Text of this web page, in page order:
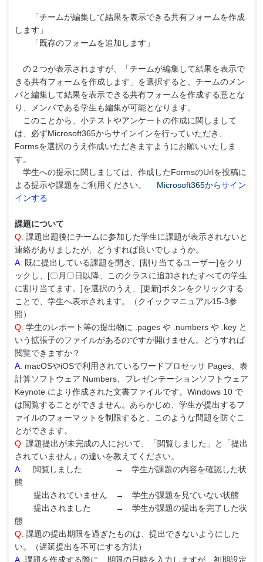
「チームが編集して結果を表示できる共有フォームを作成
します」
「既存のフォームを追加します」
の２つが表示されますが、「チームが編集して結果を表示で
きる共有フォームを作成します」を選択すると、チームのメン
バと編集して結果を表示できる共有フォームを作成する意とな
り、メンバである学生も編集が可能となります。
このことから、小テストやアンケートの作成に関しまして
は、必ずMicrosoft365からサインインを行っていただき、
Formsを選択のうえ作成いただきますようにお願いいたしま
す。
学生への提示に関しましては、作成したFormsのUrlを投稿に
よる提示や課題をご利用ください。
Microsoft365からサイン
インする
課題について
Q. 課題出題後にチームに参加した学生に課題が表示されないと
連絡がありましたが、どうすれば良いでしょうか。
A.
既に提出している課題を開き、[割り当てるユーザー]をクリ
ックし、[〇月〇日以降、このクラスに追加されたすべての学生
に割り当てます。]を選択のうえ、[更新]ボタンをクリックする
ことで、学生へ表示されます。（クイックマニュアル15-3参
照）
Q. 学生のレポート等の提出物に .pages や .numbers や .key と
いう拡張子のファイルがあるのですが開けません。どうすれば
閲覧できますか？
A. macOSやiOSで利用されているワードプロセッサ Pages、表
計算ソフトウェア Numbers、プレゼンテーションソフトウェア
Keynote により作成された文書ファイルです。Windows 10 で
は閲覧することができません。あらかじめ、学生が提出するフ
ァイルのフォーマットを制限すると、このような問題を防ぐこ
とができます。
Q. 課題提出が未完成の人において、「閲覧しました」と「提出
されていません」の違いを教えてください。
A.
閲覧しました → 学生が課題の内容を確認した状
態
提出されていません → 学生が課題を見ていない状態
提出されました → 学生が課題の提出を完了した状
態
Q. 課題の提出期限を過ぎたものは、提出できないようにした
い。（遅延提出を不可にする方法）
A. 課題を作成する際に、期限の日時を入力しますが、初期設定